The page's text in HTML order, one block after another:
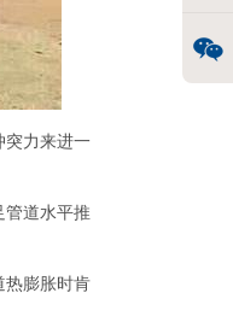
突力来进一
管道水平推
热膨胀时肯